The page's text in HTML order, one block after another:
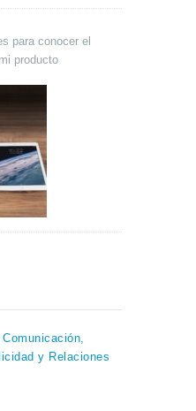
para conocer el
producto
y Relaciones